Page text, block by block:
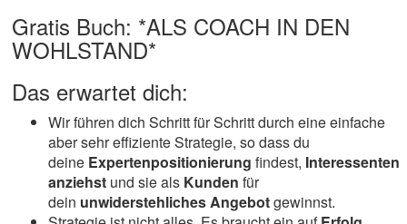
Gratis Buch: *ALS COACH IN DEN
WOHLSTAND*
Das erwartet dich:
Wir führen dich Schritt für Schritt durch eine einfache
aber sehr effiziente Strategie, so dass du
deine Expertenpositionierung findest, Interessenten
anziehst und sie als Kunden für
dein unwiderstehliches Angebotgewinnst.